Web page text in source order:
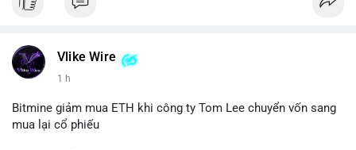
Vlike Wire
1 h
Bitmine giảm mua ETH khi công ty Tom Lee chuyển vốn sang
mua lại cổ phiếu